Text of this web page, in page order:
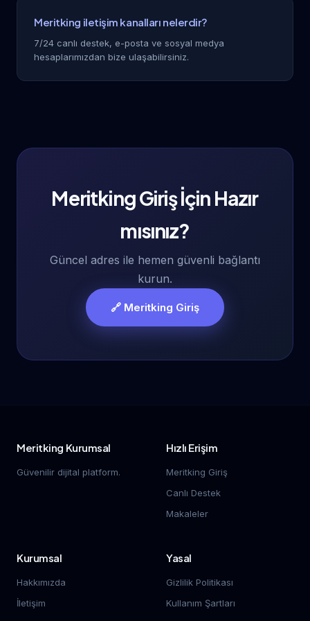
Meritking iletişim kanalları nelerdir?
7/24 canlı destek, e-posta ve sosyal medya
hesaplarımızdan bize ulaşabilirsiniz.
Meritking Giriş İçin Hazır
mısınız?
Güncel adres ile hemen güvenli bağlantı
kurun.
🔗 Meritking Giriş
Meritking Kurumsal
Güvenilir dijital platform.
Hızlı Erişim
Meritking Giriş
Canlı Destek
Makaleler
Kurumsal
Hakkımızda
İletişim
Yasal
Gizlilik Politikası
Kullanım Şartları